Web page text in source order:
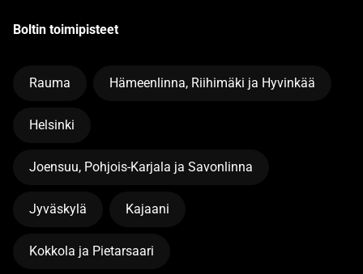
Boltin toimipisteet
Rauma Hämeenlinna, Riihimäki ja Hyvinkää
Helsinki
Joensuu, Pohjois-Karjala ja Savonlinna
Jyväskylä Kajaani
Kokkola ja Pietarsaari